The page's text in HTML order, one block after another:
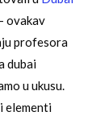
ovakav
profesora
dubai
u ukusu.
elementi